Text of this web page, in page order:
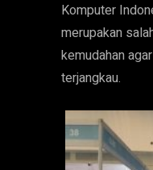
Komputer
merupakan
kemudahan
terjangkau.